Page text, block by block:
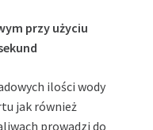
przy użyciu
ilości wody
jak również
prowadzi do